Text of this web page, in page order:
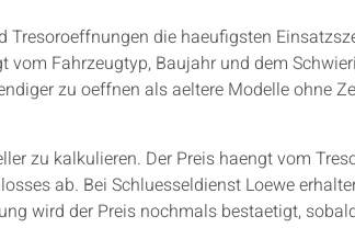
die haeufigsten
Fahrzeugtyp, Baujahr und dem
zu oeffnen als aeltere Modelle ohne
zu kalkulieren. Der Preis haengt vom
ab. Bei Schluesseldienst Loewe
wird der Preis nochmals bestaetigt,